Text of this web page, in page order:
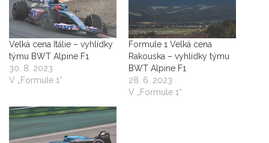
Velká cena Itálie – vyhlídky
týmu BWT Alpine F1
30. 8. 2023
V „Formule 1“
Formule 1 Velká cena
Rakouska – vyhlídky týmu
BWT Alpine F1
28. 6. 2023
V „Formule 1“